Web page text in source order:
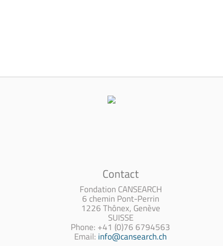
Contact
Fondation CANSEARCH
6 chemin Pont-Perrin
1226 Thônex, Genève
SUISSE
Phone: +41 (0)76 6794563
Email: info@cansearch.ch